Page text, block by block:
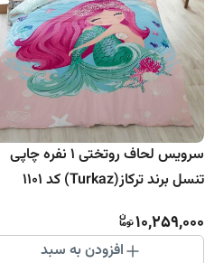
سرویس لحاف روتختی 1 نفره چاپی
تنسل برند ترکاز(Turkaz) کد 1101
10,259,000
افزودن به سبد